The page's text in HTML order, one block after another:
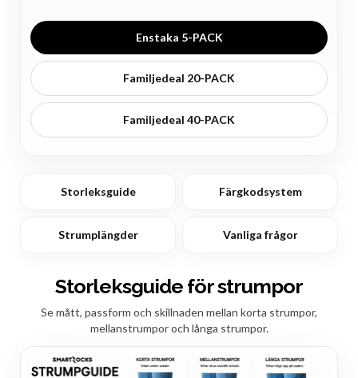
Enstaka 5-PACK
Familjedeal 20-PACK
Familjedeal 40-PACK
Storleksguide Färgkodsystem
Strumplängder Vanliga frågor
Storleksguide för strumpor
Se mått, passform och skillnaden mellan korta strumpor,
mellanstrumpor och långa strumpor.